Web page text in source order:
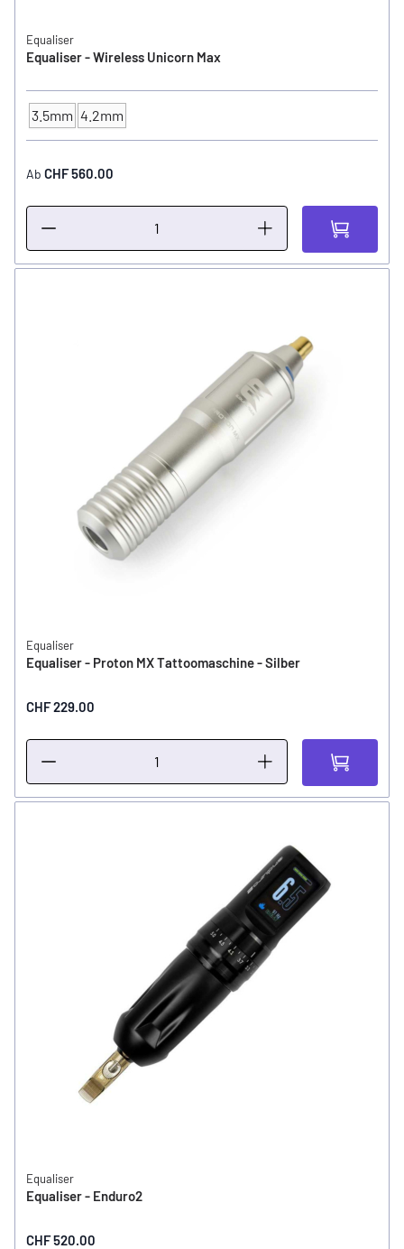
Equaliser
Equaliser - Wireless Unicorn Max
Hub / Stroke
3.5mm 4.2mm
Ab CHF 560.00
Equaliser
Equaliser - Proton MX Tattoomaschine - Silber
CHF 229.00
Equaliser
Equaliser - Enduro2
CHF 520.00